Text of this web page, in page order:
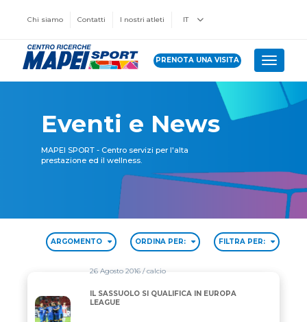
Chi siamo Contatti I nostri atleti IT
PRENOTA UNA VISITA Toggle
Eventi e News
MAPEI SPORT - Centro servizi per l'alta
prestazione ed il wellness.
ARGOMENTO ORDINA PER: FILTRA PER:
IL SASSUOLO SI QUALIFICA IN EUROPA LEAGUE
26 Agosto 2016/ calcio
IL SASSUOLO SI QUALIFICA IN EUROPA
LEAGUE